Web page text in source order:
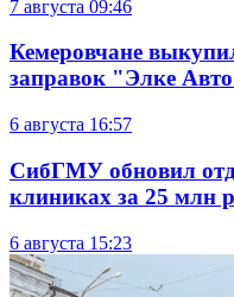
7 августа 09:46
Кемеровчане
заправок "Элке
6 августа 16:57
СибГМУ обновил
клиниках за 25 млн
6 августа 15:23